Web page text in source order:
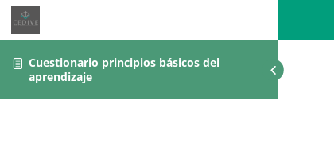
Cuestionario principios básicos del
aprendizaje